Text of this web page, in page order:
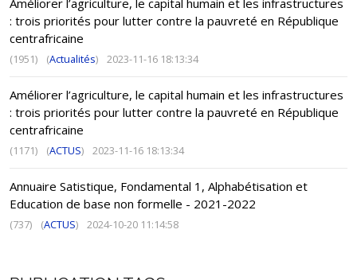
Améliorer l’agriculture, le capital humain et les infrastructures
: trois priorités pour lutter contre la pauvreté en République
centrafricaine
(1951) (Actualités) 2023-11-16 18:13:34
Améliorer l’agriculture, le capital humain et les infrastructures
: trois priorités pour lutter contre la pauvreté en République
centrafricaine
(1171) (ACTUS) 2023-11-16 18:13:34
Annuaire Satistique, Fondamental 1, Alphabétisation et
Education de base non formelle - 2021-2022
(737) (ACTUS) 2024-10-20 11:14:58